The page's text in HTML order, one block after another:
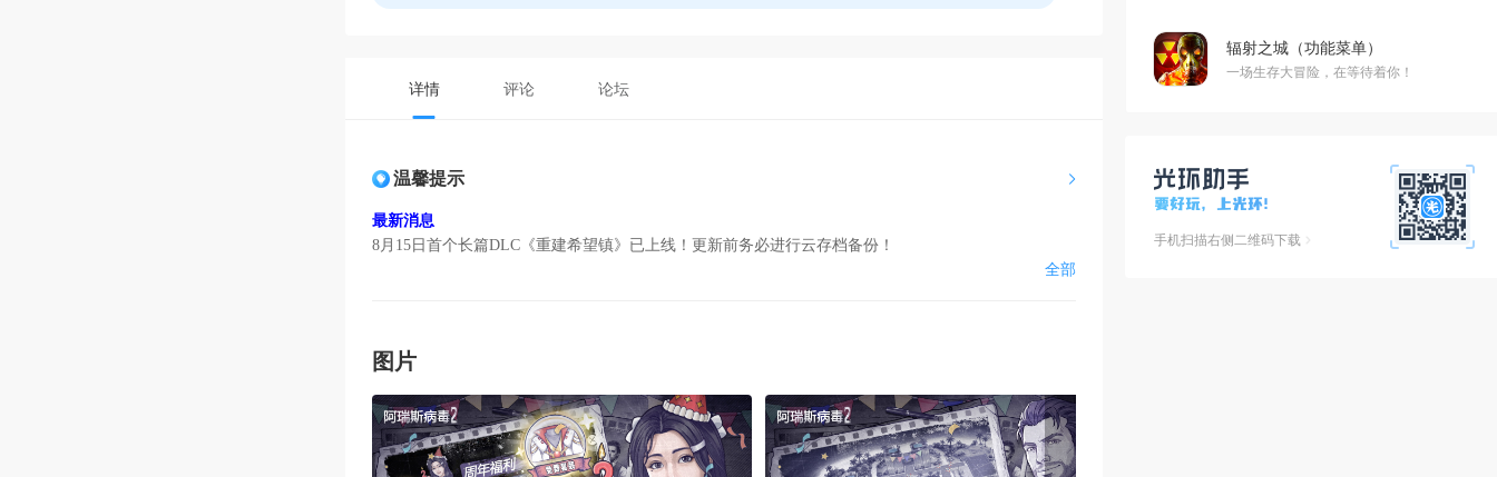
详情 评论 论坛
温馨提示
最新消息
8月15日首个长篇DLC《重建希望镇》已上线！更新前务必进行云存档备份！
后续优化
3. 畅玩启动：使用过畅玩下载方式，需要启动的玩家请前往【下载管理】→【畅玩管理】→【畅玩游戏
管理】启动游戏
4. 游戏数据：防止数据丢失，请退出游戏前 （更新前）请进行云端备份存档，【我的营地】→【存
档】→【前往云端备份存档】
全部
图片
辐射之城（功能菜单）
一场生存大冒险，在等待着你！
手机扫描右侧二维码下载